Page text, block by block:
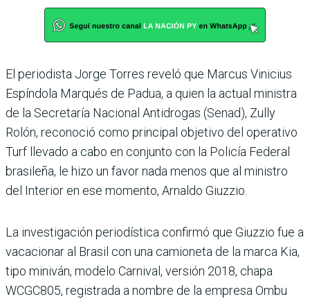
El periodista Jorge Torres reveló que Marcus Vinicius
Espíndola Marqués de Padua, a quien la actual ministra
de la Secretaría Nacional Antidrogas (Senad), Zully
Rolón, reconoció como principal objetivo del operativo
Turf llevado a cabo en conjunto con la Policía Federal
brasileña, le hizo un favor nada menos que al ministro
del Interior en ese momento, Arnaldo Giuzzio.
La investigación periodística confirmó que Giuzzio fue a
vacacionar al Brasil con una camioneta de la marca Kia,
tipo miniván, modelo Carnival, versión 2018, chapa
WCGC805, registrada a nombre de la empresa Ombu